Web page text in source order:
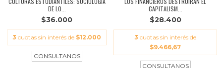
DE LO...
$36.000
3 cuotas sin interés de $12.000
CAPITALISM...
$28.400
3 cuotas sin interés de
$9.466,67